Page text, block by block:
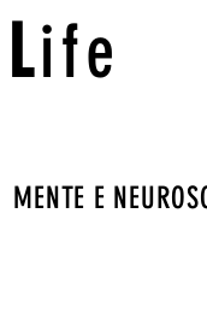
Life
MENTE E